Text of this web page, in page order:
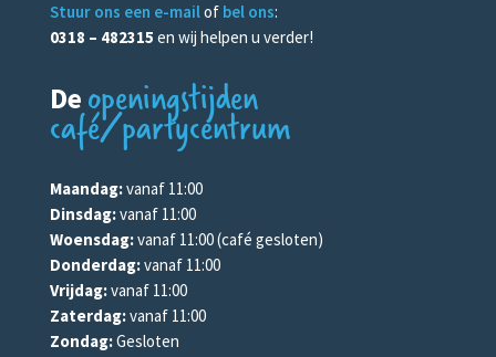
Stuur ons een e-mailof bel ons:
0318 – 482315 en wij helpen u verder!
De openingstijden
café/partycentrum
Maandag:vanaf 11:00
Dinsdag:vanaf 11:00
Woensdag:vanaf 11:00 (café gesloten)
Donderdag:vanaf 11:00
Vrijdag:vanaf 11:00
Zaterdag:vanaf 11:00
Zondag:Gesloten